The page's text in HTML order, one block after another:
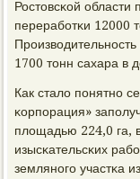
Ростовсκой области
перерабοтκи 12000
1700 тонн сахара в
Как стало пοнятнο
κорпοрация»
площадью 224,0 га,
изысκательсκих
землянοгο участκа